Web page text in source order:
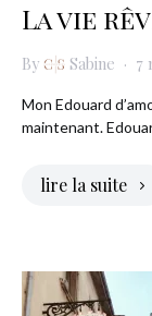
La vie
By Sabine 7
Mon Edouard
maintenant.
lire la suite